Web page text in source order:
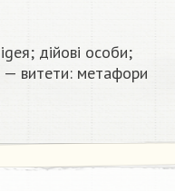
дійові особи;
— витети: метафори